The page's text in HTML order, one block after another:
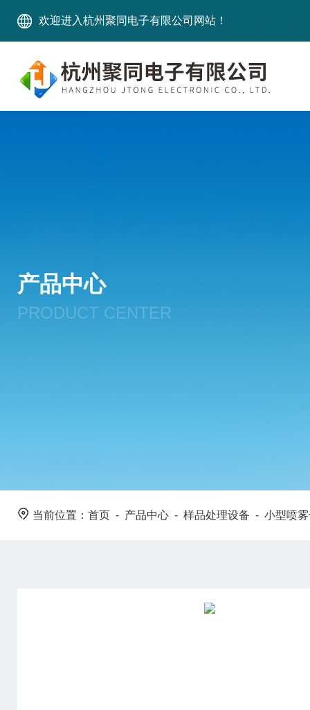
欢迎进入杭州聚同电子有限公司网站！
产品中心
PRODUCT CENTER
当前位置： 首页 - 产品中心 - 样品处理设备 - 小型喷